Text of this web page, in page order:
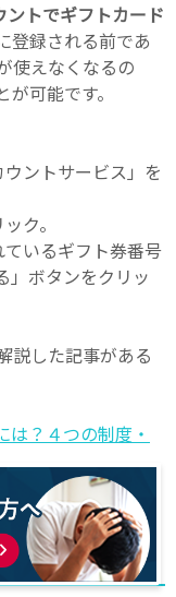
トでギフトカード
登録される前であ
使えなくなるの
可能です。
ントサービス」を
ク。
いるギフト券番号
」ボタンをクリッ
説した記事がある
？４つの制度・